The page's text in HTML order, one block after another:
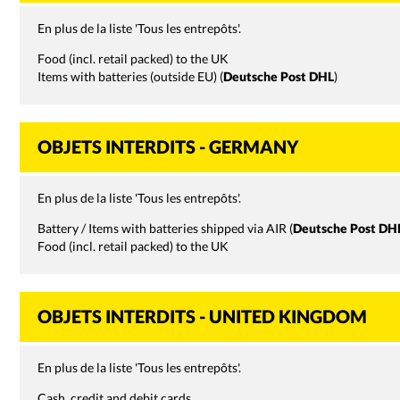
En plus de la liste 'Tous les entrepôts'.
Food (incl. retail packed) to the UK
Items with batteries (outside EU) (Deutsche Post DHL)
OBJETS INTERDITS - GERMANY
En plus de la liste 'Tous les entrepôts'.
Battery / Items with batteries shipped via AIR (Deutsche Post
Food (incl. retail packed) to the UK
OBJETS INTERDITS - UNITED KINGDOM
En plus de la liste 'Tous les entrepôts'.